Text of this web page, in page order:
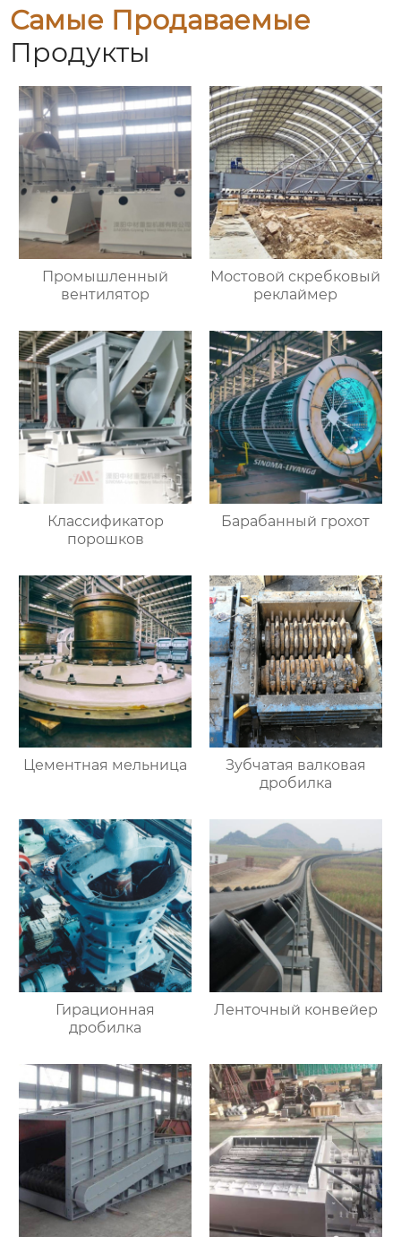
Самые Продаваемые
Продукты
Промышленный
вентилятор
Мостовой скребковый
реклаймер
Классификатор
порошков
Барабанный грохот
Цементная мельница
Зубчатая валковая
дробилка
Гирационная
дробилка
Ленточный конвейер